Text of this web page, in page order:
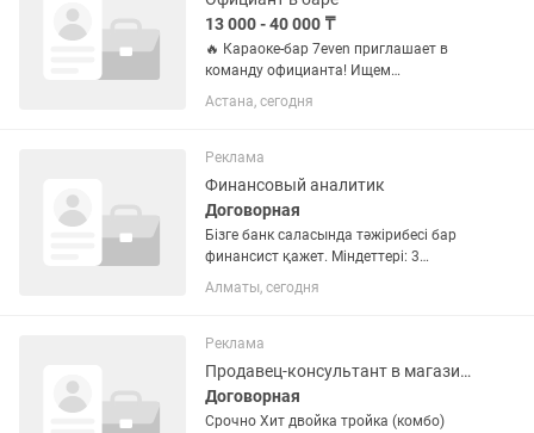
13 000 - 40 000 ₸
🔥 Караоке-бар 7even приглашает в
команду официанта! Ищем
энергичного, ответственного и
опытного сотрудника, который любит
приятную атмосферу. Мы предлагаем:
✨...
Астана, сегодня
Реклама
Финансовый аналитик
Договорная
Бізге банк саласында тәжірибесі бар
финансист қажет. Міндеттері: 3
магазин бойынша күнделікті
қаржылық есеп жүргізу: ДДС, ОПиУ,
оптимизациясымен айналысу
Платежный календарь...
Алматы, сегодня
Реклама
Продавец-консультант в магазине одежды
Договорная
Срочно Хит двойка тройка (комбо)